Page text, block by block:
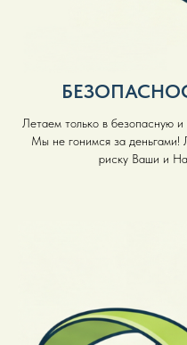
Летаем только в безопасную
Мы не гонимся за деньгами!
риску Ваши и